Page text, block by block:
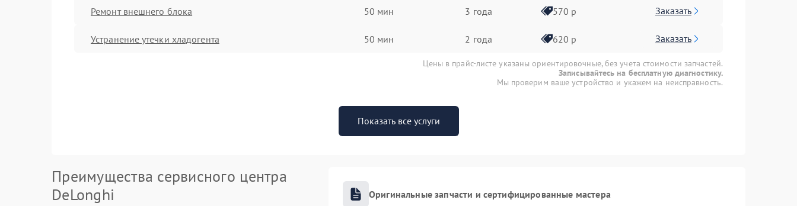
Ремонт внешнего блока 50 мин 3 года 570 р Заказать
Устранение утечки хладогента 50 мин 2 года 620 р Заказать
Цены в прайс-листе указаны ориентировочные, без учета стоимости запчастей.
Записывайтесь на бесплатную диагностику.
Мы проверим ваше устройство и укажем на неисправность.
Показать все услуги
Преимущества сервисного центра
DeLonghi
Оригинальные запчасти и сертифицированные мастера